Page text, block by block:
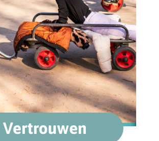
Vertrouwen